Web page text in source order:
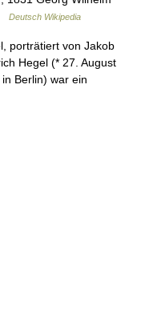
Deutsch Wikipedia
porträtiert von Jakob
Hegel (* 27. August
Berlin) war ein